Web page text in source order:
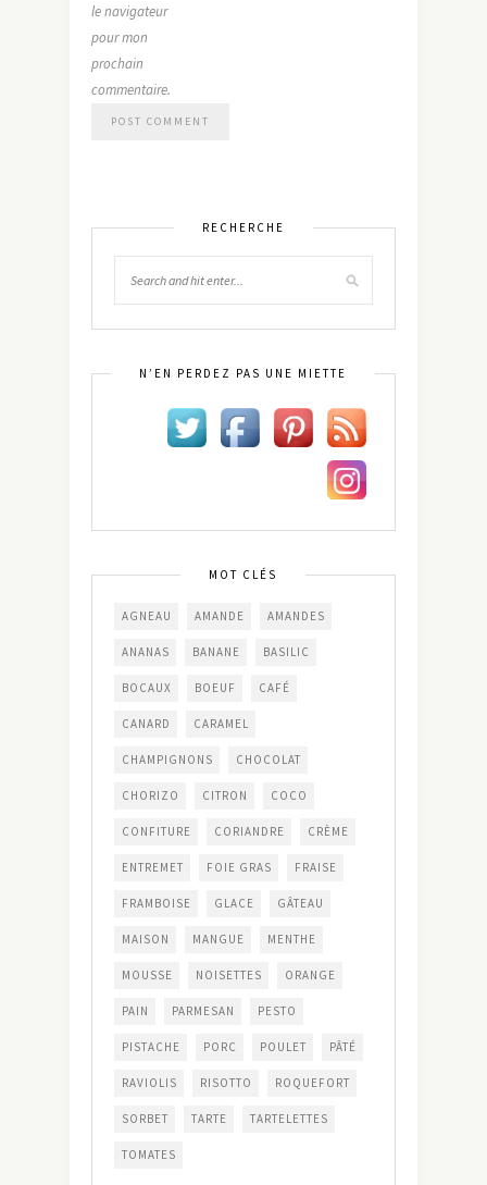
le navigateur
pour mon
prochain
commentaire.
RECHERCHE
N’EN PERDEZ PAS UNE MIETTE
MOT CLÉS
AGNEAU AMANDE AMANDES
ANANAS BANANE BASILIC
BOCAUX BOEUF CAFÉ
CANARD CARAMEL
CHAMPIGNONS CHOCOLAT
CHORIZO CITRON COCO
CONFITURE CORIANDRE CRÈME
ENTREMET FOIE GRAS FRAISE
FRAMBOISE GLACE GÂTEAU
MAISON MANGUE MENTHE
MOUSSE NOISETTES ORANGE
PAIN PARMESAN PESTO
PISTACHE PORC POULET PÂTÉ
RAVIOLIS RISOTTO ROQUEFORT
SORBET TARTE TARTELETTES
TOMATES